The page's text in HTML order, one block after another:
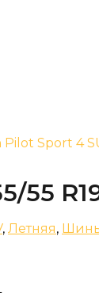
Sport 4
R19
, Летняя,